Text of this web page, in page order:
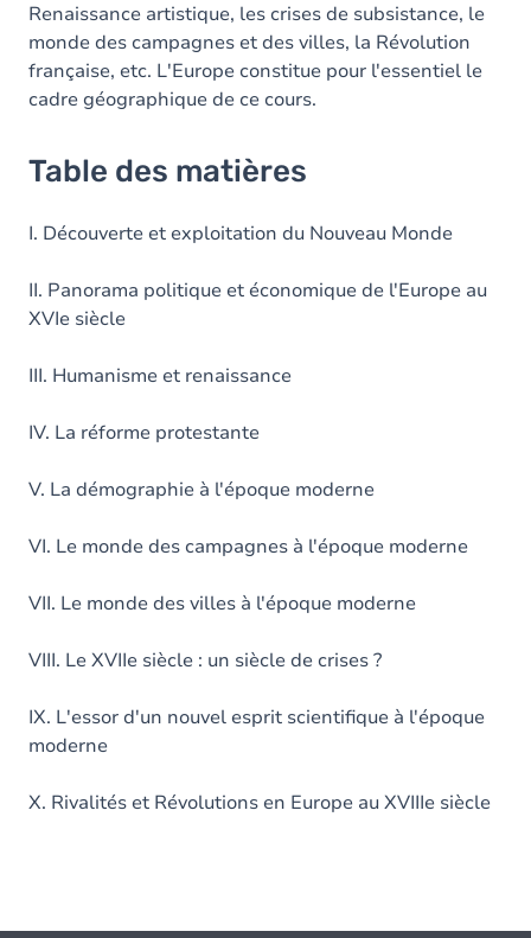
Renaissance artistique, les crises de subsistance, le
monde des campagnes et des villes, la Révolution
française, etc. L'Europe constitue pour l'essentiel le
cadre géographique de ce cours.
Table des matières
I. Découverte et exploitation du Nouveau Monde
II. Panorama politique et économique de l'Europe au
XVIe siècle
III. Humanisme et renaissance
IV. La réforme protestante
V. La démographie à l'époque moderne
VI. Le monde des campagnes à l'époque moderne
VII. Le monde des villes à l'époque moderne
VIII. Le XVIIe siècle : un siècle de crises ?
IX. L'essor d'un nouvel esprit scientifique à l'époque
moderne
X. Rivalités et Révolutions en Europe au XVIIIe siècle